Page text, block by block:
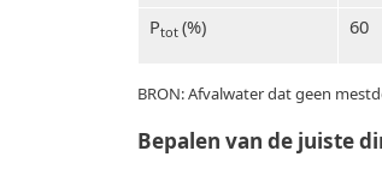
Ptot (%) 60
BRON: Afvalwater dat geen
Bepalen van de juiste